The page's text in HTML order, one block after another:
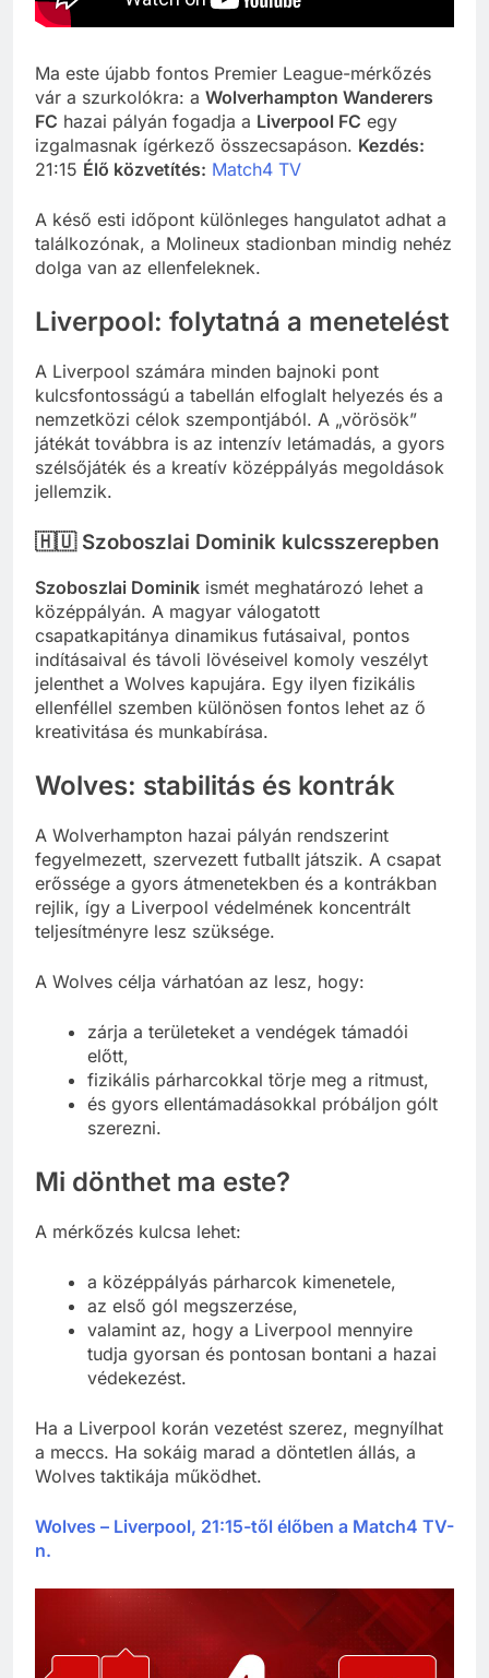
Ma este újabb fontos Premier League-mérkőzés
vár a szurkolókra: a Wolverhampton Wanderers
FC hazai pályán fogadja a Liverpool FC egy
izgalmasnak ígérkező összecsapáson. Kezdés:
21:15 Élő közvetítés: Match4 TV
A késő esti időpont különleges hangulatot adhat a
találkozónak, a Molineux stadionban mindig nehéz
dolga van az ellenfeleknek.
Liverpool: folytatná a menetelést
A Liverpool számára minden bajnoki pont
kulcsfontosságú a tabellán elfoglalt helyezés és a
nemzetközi célok szempontjából. A „vörösök”
játékát továbbra is az intenzív letámadás, a gyors
szélsőjáték és a kreatív középpályás megoldások
jellemzik.
🇭🇺 Szoboszlai Dominik kulcsszerepben
Szoboszlai Dominik ismét meghatározó lehet a
középpályán. A magyar válogatott
csapatkapitánya dinamikus futásaival, pontos
indításaival és távoli lövéseivel komoly veszélyt
jelenthet a Wolves kapujára. Egy ilyen fizikális
ellenféllel szemben különösen fontos lehet az ő
kreativitása és munkabírása.
Wolves: stabilitás és kontrák
A Wolverhampton hazai pályán rendszerint
fegyelmezett, szervezett futballt játszik. A csapat
erőssége a gyors átmenetekben és a kontrákban
rejlik, így a Liverpool védelmének koncentrált
teljesítményre lesz szüksége.
A Wolves célja várhatóan az lesz, hogy:
zárja a területeket a vendégek támadói
előtt,
fizikális párharcokkal törje meg a ritmust,
és gyors ellentámadásokkal próbáljon gólt
szerezni.
Mi dönthet ma este?
A mérkőzés kulcsa lehet:
a középpályás párharcok kimenetele,
az első gól megszerzése,
valamint az, hogy a Liverpool mennyire
tudja gyorsan és pontosan bontani a hazai
védekezést.
Ha a Liverpool korán vezetést szerez, megnyílhat
a meccs. Ha sokáig marad a döntetlen állás, a
Wolves taktikája működhet.
Wolves – Liverpool, 21:15-től élőben a Match4 TV-
n.